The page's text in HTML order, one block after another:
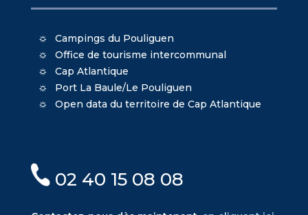
Campings du Pouliguen
Office de tourisme intercommunal
Cap Atlantique
Port La Baule/Le Pouliguen
Open data du territoire de Cap Atlantique
02 40 15 08 08